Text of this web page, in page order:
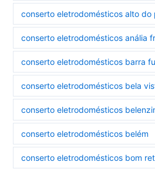
conserto eletrodomésticos alto do
conserto eletrodomésticos anália
conserto eletrodomésticos barra
conserto eletrodomésticos bela
conserto eletrodomésticos
conserto eletrodomésticos belém
conserto eletrodomésticos bom